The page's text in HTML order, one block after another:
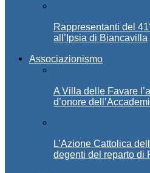
Rappresentanti del
all’Ipsia di Biancavilla
Associazionismo
A Villa delle Favare
d’onore
L’Azione Cattolica
degenti del reparto di